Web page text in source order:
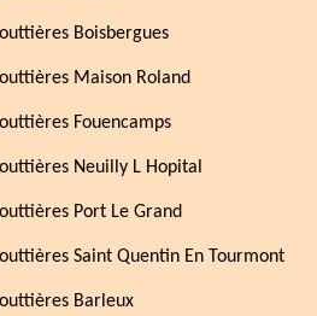
Boisbergues
Maison Roland
Fouencamps
Neuilly L Hopital
Port Le Grand
Saint Quentin En Tourmont
Barleux